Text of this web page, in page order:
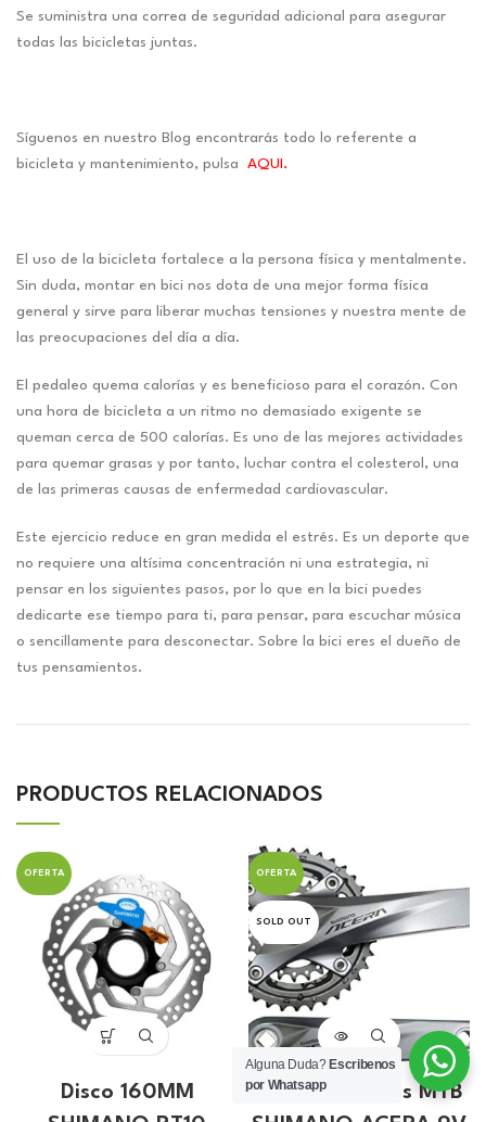
Se suministra una correa de seguridad adicional para asegurar
todas las bicicletas juntas.
Síguenos en nuestro Blog encontrarás todo lo referente a
bicicleta y mantenimiento, pulsa
AQUI.
El uso de la bicicleta fortalece a la persona física y mentalmente.
Sin duda, montar en bici nos dota de una mejor forma física
general y sirve para liberar muchas tensiones y nuestra mente de
las preocupaciones del día a día.
El pedaleo quema calorías y es beneficioso para el corazón. Con
una hora de bicicleta a un ritmo no demasiado exigente se
queman cerca de 500 calorías. Es uno de las mejores actividades
para quemar grasas y por tanto, luchar contra el colesterol, una
de las primeras causas de enfermedad cardiovascular.
Este ejercicio reduce en gran medida el estrés. Es un deporte que
no requiere una altísima concentración ni una estrategia, ni
pensar en los siguientes pasos, por lo que en la bici puedes
dedicarte ese tiempo para ti, para pensar, para escuchar música
o sencillamente para desconectar. Sobre la bici eres el dueño de
tus pensamientos.
PRODUCTOS RELACIONADOS
OFERTA
Disco 160MM
OFERTA
SOLD OUT
Catalina Bielas MTB
Alguna Duda? Escribenos
por Whatsapp